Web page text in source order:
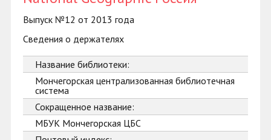
Выпуск №12 от 2013 года
Сведения о держателях
Название библиотеки:
Мончегорская централизованная библиотечная
система
Сокращенное название:
МБУК Мончегорская ЦБС